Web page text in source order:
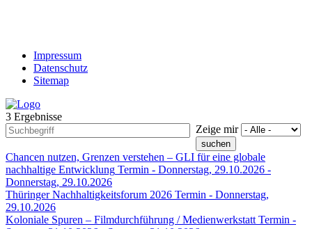
Footer
menu
Impressum
Datenschutz
Sitemap
3 Ergebnisse
Zeige mir
Chancen nutzen, Grenzen verstehen – GLI für eine globale
nachhaltige Entwicklung Termin - Donnerstag, 29.10.2026 -
Donnerstag, 29.10.2026
Thüringer Nachhaltigkeitsforum 2026 Termin - Donnerstag,
29.10.2026
Koloniale Spuren – Filmdurchführung / Medienwerkstatt Termin -